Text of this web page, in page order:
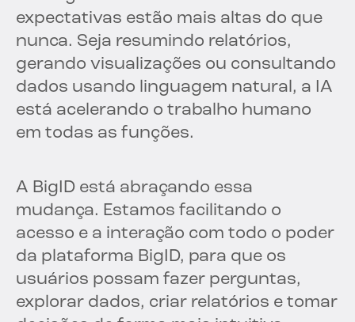
expectativas estão mais altas do que
nunca. Seja resumindo relatórios,
gerando visualizações ou consultando
dados usando linguagem natural, a IA
está acelerando o trabalho humano
em todas as funções.
A BigID está abraçando essa
mudança. Estamos facilitando o
acesso e a interação com todo o poder
da plataforma BigID, para que os
usuários possam fazer perguntas,
explorar dados, criar relatórios e tomar